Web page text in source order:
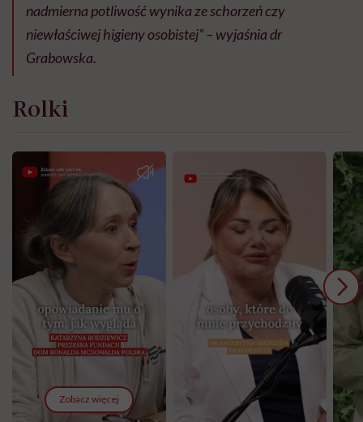
nadmierna potliwość wynika ze schorzeń czy
niewłaściwej higieny osobistej” – wyjaśnia dr
Grabowska.
Rolki
Zobacz więcej